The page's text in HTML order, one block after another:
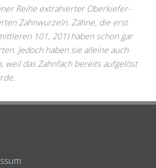
Reihe extra­hier­ter Ober­kiefer­
Zahn­wurzeln. Zähne, die erst
101, 201) haben schon gar
Jedoch haben sie alleine auch
das Zahn­fach bereits aufge­löst